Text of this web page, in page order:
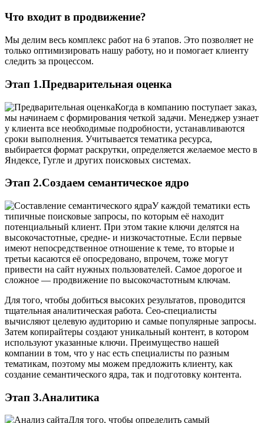
Что входит в продвижение?
Мы делим весь комплекс работ на 6 этапов. Это позволяет не
только оптимизировать нашу работу, но и помогает клиенту
следить за процессом.
Этап 1.Предварительная оценка
Когда в компанию поступает заказ,
мы начинаем с формирования четкой задачи. Менеджер узнает
у клиента все необходимые подробности, устанавливаются
сроки выполнения. Учитывается тематика ресурса,
выбирается формат раскрутки, определяется желаемое место в
Яндексе, Гугле и других поисковых системах.
Этап 2.Создаем семантическое ядро
У каждой тематики есть
типичные поисковые запросы, по которым её находит
потенциальный клиент. При этом такие ключи делятся на
высокочастотные, средне- и низкочастотные. Если первые
имеют непосредственное отношение к теме, то вторые и
третьи касаются её опосредовано, впрочем, тоже могут
привести на сайт нужных пользователей. Самое дорогое и
сложное — продвижение по высокочастотным ключам.
Для того, чтобы добиться высоких результатов, проводится
тщательная аналитическая работа. Сео-специалисты
вычисляют целевую аудиторию и самые популярные запросы.
Затем копирайтеры создают уникальный контент, в котором
используют указанные ключи. Преимущество нашей
компании в том, что у нас есть специалисты по разным
тематикам, поэтому мы можем предложить клиенту, как
создание семантического ядра, так и подготовку контента.
Этап 3.Аналитика
Для того, чтобы определить самый